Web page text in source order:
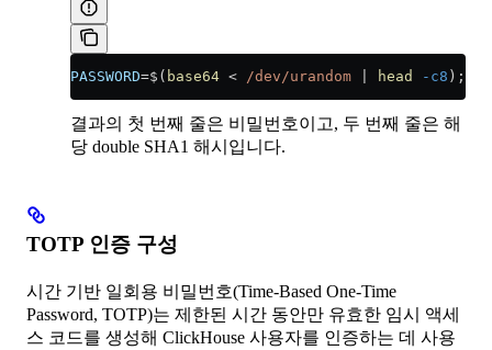
PASSWORD=$( base64 < /dev/urandom head -c8 );
결과의 첫 번째 줄은 비밀번호이고, 두 번째 줄은 해
당 double SHA1 해시입니다.
TOTP 인증 구성
시간 기반 일회용 비밀번호(Time-Based One-Time
Password, TOTP)는 제한된 시간 동안만 유효한 임시 액세
스 코드를 생성해 ClickHouse 사용자를 인증하는 데 사용